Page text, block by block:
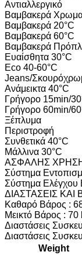
Αντιαλλεργικό
Βαμβακερά
Βαμβακερά 20°C
Βαμβακερά 60°C
Βαμβακερά
Ευαίσθητα 30°C
Eco 40-60°C
Jeans/
Ανάμεικτα 40°C
Γρήγορο 15min/
Γρήγορο 60min/
Ξέπλυμα
Περιστροφή
Συνθετικά 40°C
Μάλλινα 30°C
ΑΣΦΑΛΗΣ
Σύστημα
Σύστημα Ελέγχου
ΔΙΑΣΤΑΣΕΙΣ ΚΑΙ
Καθαρό Βάρος :
Μεικτό Βάρος : 70
Διαστάσεις
Διαστάσεις
Weight